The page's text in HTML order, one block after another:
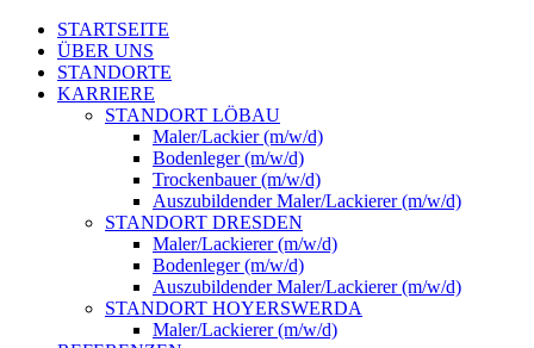
STARTSEITE
ÜBER UNS
STANDORTE
KARRIERE
STANDORT LÖBAU
Maler/Lackier (m/w/d)
Bodenleger (m/w/d)
Trockenbauer (m/w/d)
Auszubildender Maler/Lackierer (m/w/d)
STANDORT DRESDEN
Maler/Lackierer (m/w/d)
Bodenleger (m/w/d)
Auszubildender Maler/Lackierer (m/w/d)
STANDORT HOYERSWERDA
Maler/Lackierer (m/w/d)